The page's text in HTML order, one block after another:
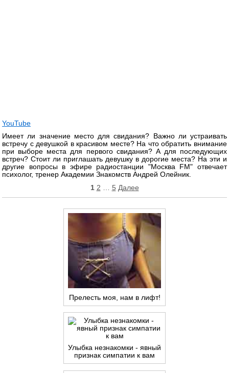
YouTube
Имеет ли значение место для свидания? Важно ли устраивать
встречу с девушкой в красивом месте? На что обратить внимание
при выборе места для первого свидания? А для последующих
встреч? Стоит ли приглашать девушку в дорогие места? На эти и
другие вопросы в эфире радиостанции "Москва FM" отвечает
психолог, тренер Академии Знакомств Андрей Олейник.
записей
1 2 5 Далее
Прелесть моя, нам в лифт!
Улыбка незнакомки - явный
признак симпатии к вам